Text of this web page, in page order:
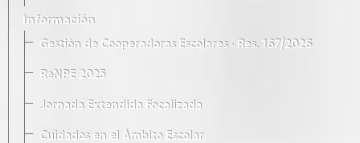
Información
Gestión de Cooperadoras Escolares · Res. 167/2026
ReNPE 2025
Jornada Extendida Focalizada
Cuidados en el Ámbito Escolar